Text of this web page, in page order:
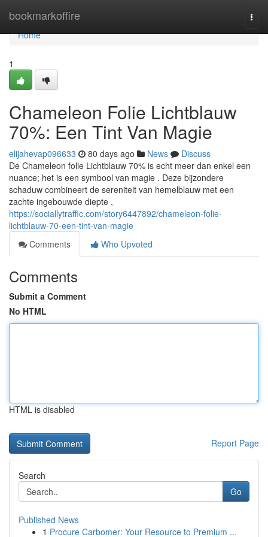
bookmarkoffire
Home
Home
1
Chameleon Folie Lichtblauw
70%: Een Tint Van Magie
elijahevap096633 80 days ago News
Discuss
De Chameleon folie Lichtblauw 70% is echt meer dan enkel een
nuance; het is een symbool van magie . Deze bijzondere
schaduw combineert de sereniteit van hemelblauw met een
zachte ingebouwde diepte ,
https://sociallytraffic.com/story6447892/chameleon-folie-
lichtblauw-70-een-tint-van-magie
Comments
Who Upvoted
Comments
Submit a Comment
No HTML
HTML is disabled
Report Page
Search
Go
Published News
1 Procure Carbomer: Your Resource to Premium ...